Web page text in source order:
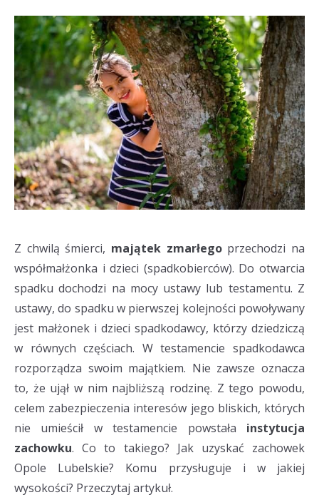
Z chwilą śmierci, majątek zmarłegoprzechodzi na
współmałżonka i dzieci (spadkobierców). Do otwarcia
spadku dochodzi na mocy ustawy lub testamentu. Z
ustawy, do spadku w pierwszej kolejności powoływany
jest małżonek i dzieci spadkodawcy, którzy dziedziczą
w równych częściach. W testamencie spadkodawca
rozporządza swoim majątkiem. Nie zawsze oznacza
to, że ujął w nim najbliższą rodzinę. Z tego powodu,
celem zabezpieczenia interesów jego bliskich, których
nie umieścił w testamencie powstała instytucja
zachowku. Co to takiego? Jak uzyskać zachowek
Opole Lubelskie? Komu przysługuje i w jakiej
wysokości? Przeczytaj artykuł.